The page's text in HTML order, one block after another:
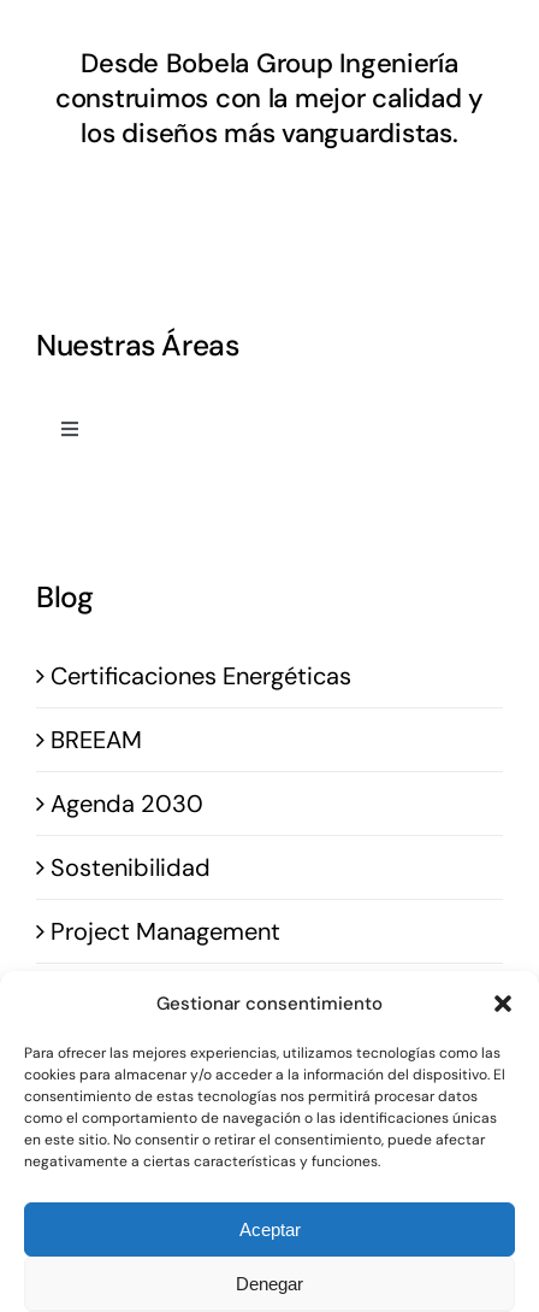
Gestionar consentimiento
Para ofrecer las mejores experiencias, utilizamos tecnologías como las
cookies para almacenar y/o acceder a la información del dispositivo. El
consentimiento de estas tecnologías nos permitirá procesar datos
como el comportamiento de navegación o las identificaciones únicas
en este sitio. No consentir o retirar el consentimiento, puede afectar
negativamente a ciertas características y funciones.
Aceptar
Denegar
Desde Bobela Group Ingeniería
construimos con la mejor calidad y
los diseños más vanguardistas.
Nuestras Áreas
Toggle
Sostenibilidad
Blog
Blog
Certificaciones Energéticas
BREEAM
Agenda 2030
Sostenibilidad
Project Management
© 2025 • Bobela Group Ingeniería • Powered by
Conastec
+34 616 39 74 69